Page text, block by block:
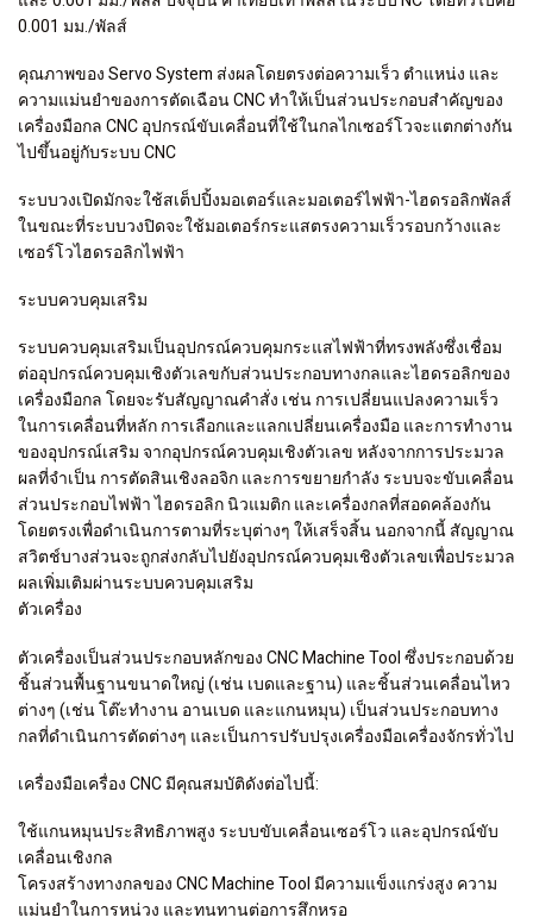
0.001 มม./พัลส์
คุณภาพของ Servo System ส่งผลโดยตรงต่อความเร็ว ตำแหน่ง และ
ความแม่นยำของการตัดเฉือน CNC ทำให้เป็นส่วนประกอบสำคัญของ
เครื่องมือกล CNC อุปกรณ์ขับเคลื่อนที่ใช้ในกลไกเซอร์โวจะแตกต่างกัน
ไปขึ้นอยู่กับระบบ CNC
ระบบวงเปิดมักจะใช้สเต็ปปิ้งมอเตอร์และมอเตอร์ไฟฟ้า-ไฮดรอลิกพัลส์
ในขณะที่ระบบวงปิดจะใช้มอเตอร์กระแสตรงความเร็วรอบกว้างและ
เซอร์โวไฮดรอลิกไฟฟ้า
ระบบควบคุมเสริม
ระบบควบคุมเสริมเป็นอุปกรณ์ควบคุมกระแสไฟฟ้าที่ทรงพลังซึ่งเชื่อม
ต่ออุปกรณ์ควบคุมเชิงตัวเลขกับส่วนประกอบทางกลและไฮดรอลิกของ
เครื่องมือกล โดยจะรับสัญญาณคำสั่ง เช่น การเปลี่ยนแปลงความเร็ว
ในการเคลื่อนที่หลัก การเลือกและแลกเปลี่ยนเครื่องมือ และการทำงาน
ของอุปกรณ์เสริม จากอุปกรณ์ควบคุมเชิงตัวเลข หลังจากการประมวล
ผลที่จำเป็น การตัดสินเชิงลอจิก และการขยายกำลัง ระบบจะขับเคลื่อน
ส่วนประกอบไฟฟ้า ไฮดรอลิก นิวแมติก และเครื่องกลที่สอดคล้องกัน
โดยตรงเพื่อดำเนินการตามที่ระบุต่างๆ ให้เสร็จสิ้น นอกจากนี้ สัญญาณ
สวิตช์บางส่วนจะถูกส่งกลับไปยังอุปกรณ์ควบคุมเชิงตัวเลขเพื่อประมวล
ผลเพิ่มเติมผ่านระบบควบคุมเสริม
ตัวเครื่อง
ตัวเครื่องเป็นส่วนประกอบหลักของ CNC Machine Tool ซึ่งประกอบด้วย
ชิ้นส่วนพื้นฐานขนาดใหญ่ (เช่น เบดและฐาน) และชิ้นส่วนเคลื่อนไหว
ต่างๆ (เช่น โต๊ะทำงาน อานเบด และแกนหมุน) เป็นส่วนประกอบทาง
กลที่ดำเนินการตัดต่างๆ และเป็นการปรับปรุงเครื่องมือเครื่องจักรทั่วไป
เครื่องมือเครื่อง CNC มีคุณสมบัติดังต่อไปนี้:
ใช้แกนหมุนประสิทธิภาพสูง ระบบขับเคลื่อนเซอร์โว และอุปกรณ์ขับ
เคลื่อนเชิงกล
โครงสร้างทางกลของ CNC Machine Tool มีความแข็งแกร่งสูง ความ
แม่นยำในการหน่วง และทนทานต่อการสึกหรอ